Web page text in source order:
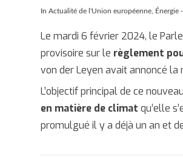
InActualité de l'Union européenne Énergie
Le mardi 6 février 2024, le
provisoire sur le règlement
von der Leyen avait annoncé la
L’objectif principal de ce
en matière de climat qu’elle
promulgué il y a déjà un an et